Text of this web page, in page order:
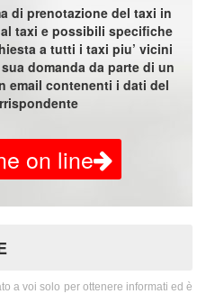
di prenotazione del taxi in
taxi e possibili specifiche
a tutti i taxi piu’ vicini
domanda da parte di un
email contenenti i dati del
on line
a voi solo per ottenere informati ed è